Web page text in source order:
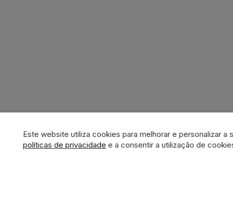
Este website utiliza cookies para melhorar e personalizar
políticas de privacidade e a consentir a utilização de